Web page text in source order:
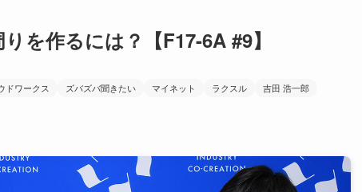
を作るには？【F17-6A #9】
ドワークス ズバズバ聞きたい マイネット ラクスル
吉田 浩一郎